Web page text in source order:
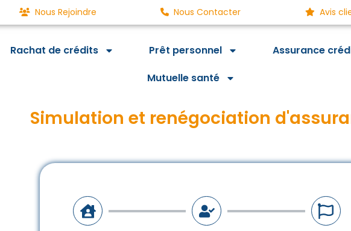
Nous Rejoindre Nous Contacter Avis
Rachat de crédits Prêt personnel
Assurance
Mutuelle santé
Simulation et renégociation